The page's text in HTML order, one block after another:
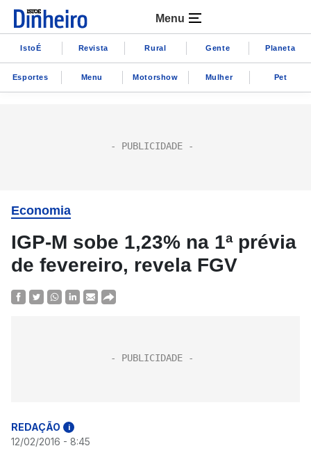
Menu
IstoÉ Revista Rural Gente Planeta
Esportes Menu Motorshow Mulher Pet
Economia
IGP-M sobe 1,23% na 1ª prévia
de fevereiro, revela FGV
REDAÇÃO i
12/02/2016 - 8:45